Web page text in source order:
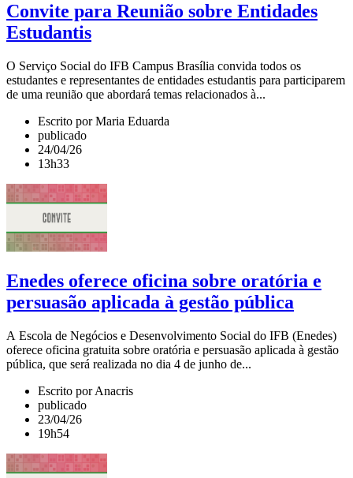
Convite para Reunião sobre Entidades
Estudantis
O Serviço Social do IFB Campus Brasília convida todos os
estudantes e representantes de entidades estudantis para participarem
de uma reunião que abordará temas relacionados à...
Escrito por Maria Eduarda
publicado
24/04/26
13h33
Enedes oferece oficina sobre oratória e
persuasão aplicada à gestão pública
A Escola de Negócios e Desenvolvimento Social do IFB (Enedes)
oferece oficina gratuita sobre oratória e persuasão aplicada à gestão
pública, que será realizada no dia 4 de junho de...
Escrito por Anacris
publicado
23/04/26
19h54